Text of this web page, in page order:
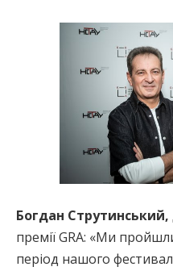
Богдан Струтинський,
премії GRA: «Ми
період нашого